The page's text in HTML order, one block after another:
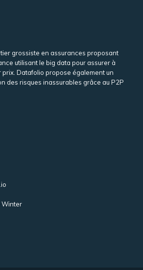
grossiste en assurances proposant
utilisant le big data pour assurer à
prix. Datafolio propose également un
des risques inassurables grâce au P2P
Winter